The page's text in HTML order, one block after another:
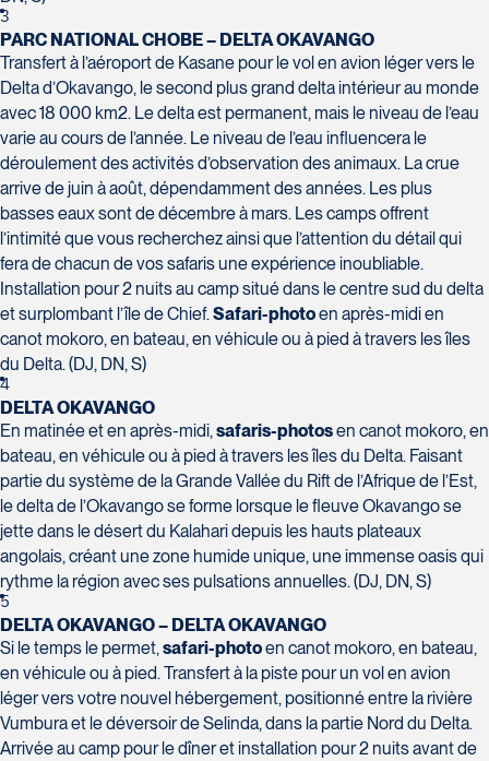
3
PARC NATIONAL CHOBE – DELTA OKAVANGO
Transfert à l’aéroport de Kasane pour le vol en avion léger vers le
Delta d’Okavango, le second plus grand delta intérieur au monde
avec 18 000 km2. Le delta est permanent, mais le niveau de l’eau
varie au cours de l’année. Le niveau de l’eau influencera le
déroulement des activités d’observation des animaux. La crue
arrive de juin à août, dépendamment des années. Les plus
basses eaux sont de décembre à mars. Les camps offrent
l’intimité que vous recherchez ainsi que l’attention du détail qui
fera de chacun de vos safaris une expérience inoubliable.
Installation pour 2 nuits au camp situé dans le centre sud du delta
et surplombant l’île de Chief.Safari-photoen après-midi en
canot mokoro, en bateau, en véhicule ou à pied à travers les îles
du Delta. (DJ, DN, S)
4
DELTA OKAVANGO
En matinée et en après-midi,safaris-photosen canot mokoro, en
bateau, en véhicule ou à pied à travers les îles du Delta. Faisant
partie du système de la Grande Vallée du Rift de l’Afrique de l’Est,
le delta de l’Okavango se forme lorsque le fleuve Okavango se
jette dans le désert du Kalahari depuis les hauts plateaux
angolais, créant une zone humide unique, une immense oasis qui
rythme la région avec ses pulsations annuelles. (DJ, DN, S)
5
DELTA OKAVANGO – DELTA OKAVANGO
Si le temps le permet,safari-photoen canot mokoro, en bateau,
en véhicule ou à pied. Transfert à la piste pour un vol en avion
léger vers votre nouvel hébergement, positionné entre la rivière
Vumbura et le déversoir de Selinda, dans la partie Nord du Delta.
Arrivée au camp pour le dîner et installation pour 2 nuits avant de
Voyages Nouveau-Monde
420 Boulevard Manseau
Joliette
J6E 3E1
Tél :450-755-5557 / 1-877-751-5557
Voyages Terre et Monde
1460 Chemin Gascon
J6X 2Z5
Tél :450-964-3574
Voyages des Laurentides
939 Boulevard Albiny-Paquette
Mont-Laurier
J9L 3J1
Tél :819-623-2511 / 1-866-385-2511
Club Voyages Orientation
1001 Boulevard de Montarville - local 39
Boucherville
J4B 6P5
Tél :450-655-1855 / 1-866-655-5736
Club Voyages Princesse
686 rue Principale
Granby
J2G 2Y4
Tél :450-372-4444
Voyages Action
230 Boulevard Sir-Wilfrid-Laurier
Beloeil
Tél :450-464-0363 / 1-800-331-0363
La Forfaiterie Voyages
5401 Boulevard Des Galeries - Local 104
(porte H)
Québec
G2K 1N4
Tél :418-652-2400 / 1-888-848-1518
Le Voyagiste de Québec
Suite 120QuébecG1W 0C1
Tél :418-977-4080 / 1-877-977-4080
Voyages CAA Place de la Cité
2600 Boulevard Laurier #133, Place de
la Cité
Québec
G1V 4T3
Tél :418-653-9200 / 1-844-869-2439
SOUMETTRE